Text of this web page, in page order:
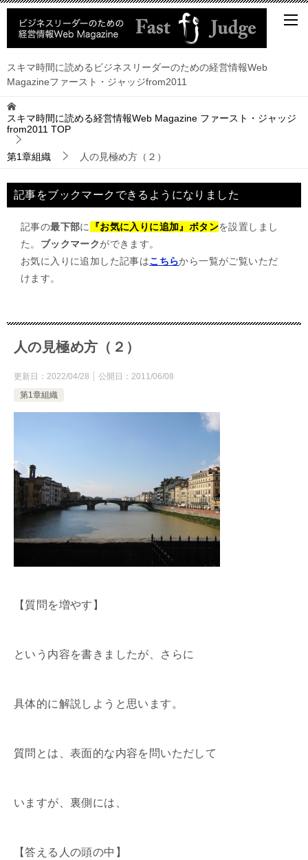
スキマ時間に読めるビジネスリーダーのための経営情報Web
Magazineファースト・ジャッジfrom2011
スキマ時間に読める経営情報Web Magazine ファースト・ジャッジ
from2011 TOP
第1章組織 人の見極め方（２）
記事をブックマークできるようになりました
記事の最下部に 『お気に入りに追加』ボタンを設置しまし
た。 ブックマークができます。
お気に入りに追加した記事はこちらから一覧がご覧いただ
けます。
人の見極め方（２）
更新日： 2022/04/28 公開日： 2011/06/08
第1章組織
【質問を増やす】
という内容を書きましたが、さらに
具体的に解説しようと思います。
質問とは、表面的な内容を問いただして
いますが、裏側には、
【答える人の頭の中】